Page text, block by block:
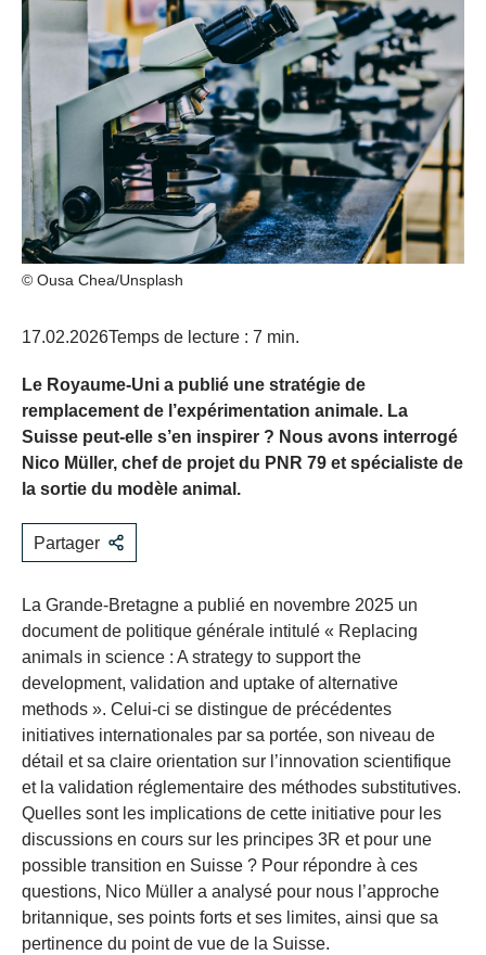
© Ousa Chea/Unsplash
17.02.2026Temps de lecture : 7 min.
Le Royaume-Uni a publié une stratégie de
remplacement de l’expérimentation animale. La
Suisse peut-elle s’en inspirer ? Nous avons interrogé
Nico Müller, chef de projet du PNR 79 et spécialiste de
la sortie du modèle animal.
Partager
La Grande-Bretagne a publié en novembre 2025 un
document de politique générale intitulé « Replacing
animals in science : A strategy to support the
development, validation and uptake of alternative
methods ». Celui-ci se distingue de précédentes
initiatives internationales par sa portée, son niveau de
détail et sa claire orientation sur l’innovation scientifique
et la validation réglementaire des méthodes substitutives.
Quelles sont les implications de cette initiative pour les
discussions en cours sur les principes 3R et pour une
possible transition en Suisse ? Pour répondre à ces
questions, Nico Müller a analysé pour nous l’approche
britannique, ses points forts et ses limites, ainsi que sa
pertinence du point de vue de la Suisse.